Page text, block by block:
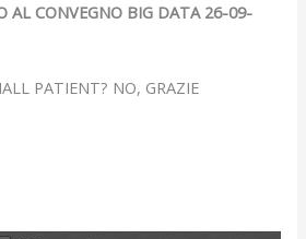
AL CONVEGNO BIG DATA 26-09-
PATIENT? NO, GRAZIE